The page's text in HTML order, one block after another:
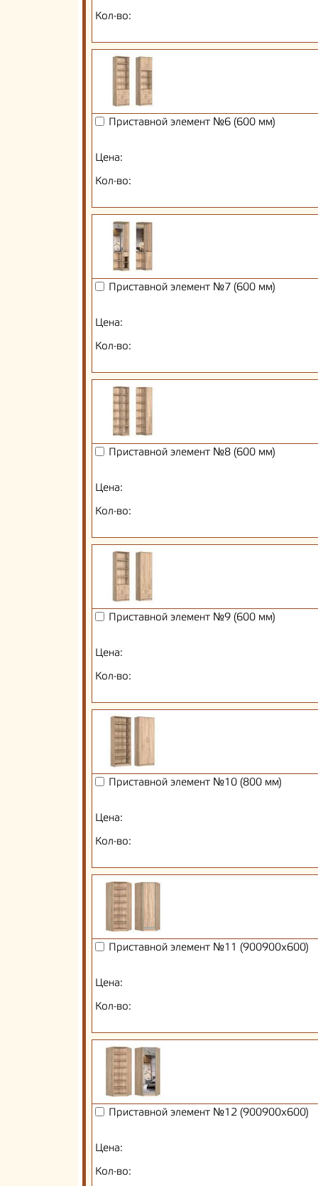
Кол-во:
Приставной элемент №6 (600 мм)
Цена:
Кол-во:
Приставной элемент №7 (600 мм)
Цена:
Кол-во:
Приставной элемент №8 (600 мм)
Цена:
Кол-во:
Приставной элемент №9 (600 мм)
Цена:
Кол-во:
Приставной элемент №10 (800 мм)
Цена:
Кол-во:
Приставной элемент №11 (900900х600)
Цена:
Кол-во:
Приставной элемент №12 (900900х600)
Цена:
Кол-во: